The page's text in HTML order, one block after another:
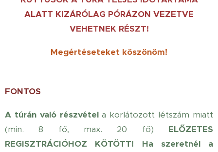
ALATT KIZÁRÓLAG PÓRÁZON VEZETVE
VEHETNEK RÉSZT!
Megértéseteket köszönöm!
FONTOS
A túrán való részvétela korlátozott létszám miatt
(min. 8 fő, max. 20 fő) ELŐZETES
REGISZTRÁCIÓHOZ KÖTÖTT!
Ha szeretnél a